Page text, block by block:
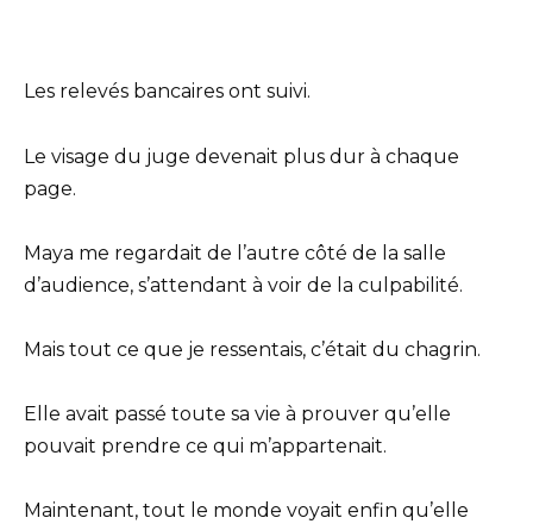
Les relevés bancaires ont suivi.
Le visage du juge devenait plus dur à chaque
page.
Maya me regardait de l’autre côté de la salle
d’audience, s’attendant à voir de la culpabilité.
Mais tout ce que je ressentais, c’était du chagrin.
Elle avait passé toute sa vie à prouver qu’elle
pouvait prendre ce qui m’appartenait.
Maintenant, tout le monde voyait enfin qu’elle